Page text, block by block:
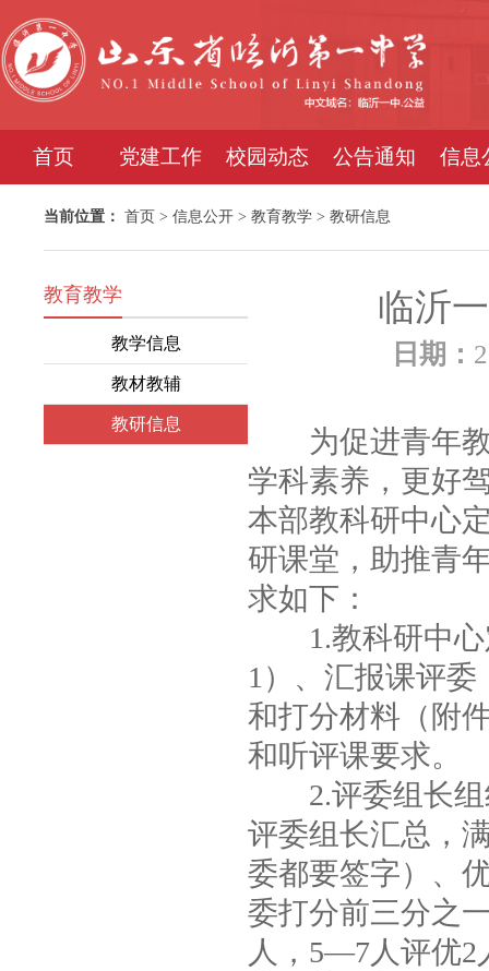
首页 党建工作 校园动态 公告通知 信息
当前位置： 首页 > 信息公开 > 教育教学 > 教研信息
教育教学
教学信息
教材教辅
教研信息
临沂
日期：
为促进青年教
学科素养，更好
本部教科研中心
研课堂，助推青
求如下：
1.教科研中心
1）、汇报课评
和打分材料（附
和听评课要求。
2.评委组长组
评委组长汇总，
委都要签字）、
委打分前三分之
人，5—7人评优2